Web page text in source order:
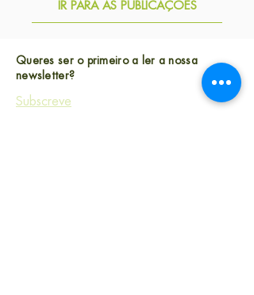
IR PARA AS PUBLICAÇÕES
Queres ser o primeiro a ler a nossa
newsletter?
Subscreve